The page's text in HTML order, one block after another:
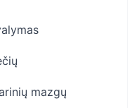
mazgų